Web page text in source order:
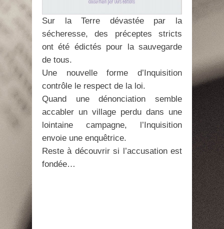
Sur la Terre dévastée par la
sécheresse, des préceptes stricts
ont été édictés pour la sauvegarde
de tous.
Une nouvelle forme d’Inquisition
contrôle le respect de la loi.
Quand une dénonciation semble
accabler un village perdu dans une
lointaine campagne, l’Inquisition
envoie une enquêtrice.
Reste à découvrir si l’accusation est
fondée…